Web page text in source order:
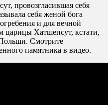
провозгласившая себя
себя женой бога
и для вечной
Хатшепсут, кстати,
Польши. Смотрите
памятника в видео.